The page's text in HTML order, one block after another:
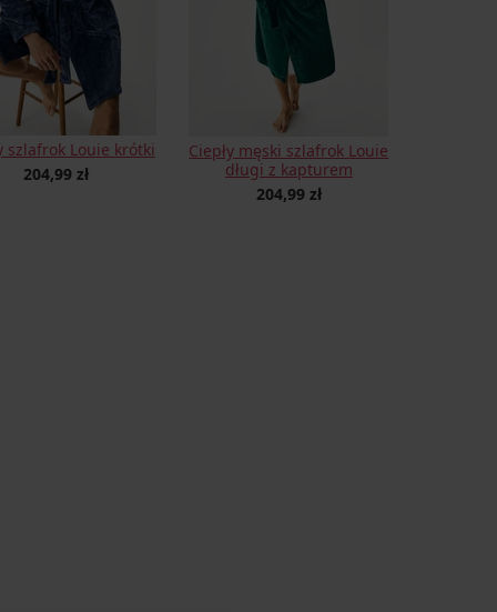
szlafrok Louie krótki
204,99 zł
Ciepły męski szlafrok Louie
długi z kapturem
204,99 zł